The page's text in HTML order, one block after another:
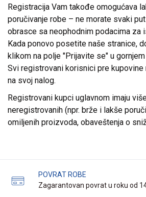
Registracija Vam takođe omogućava
poručivanje robe – ne morate svaki
obrasce sa neophodnim podacima za
Kada ponovo posetite naše stranice,
klikom na polje "Prijavite se" u
Svi registrovani korisnici pre kupovine
na svoj nalog.
Registrovani kupci uglavnom imaju
neregistrovanih (npr. brže i lakše
omiljenih proizvoda, obaveštenja o
POVRAT ROBE
Zagarantovan povrat u roku od